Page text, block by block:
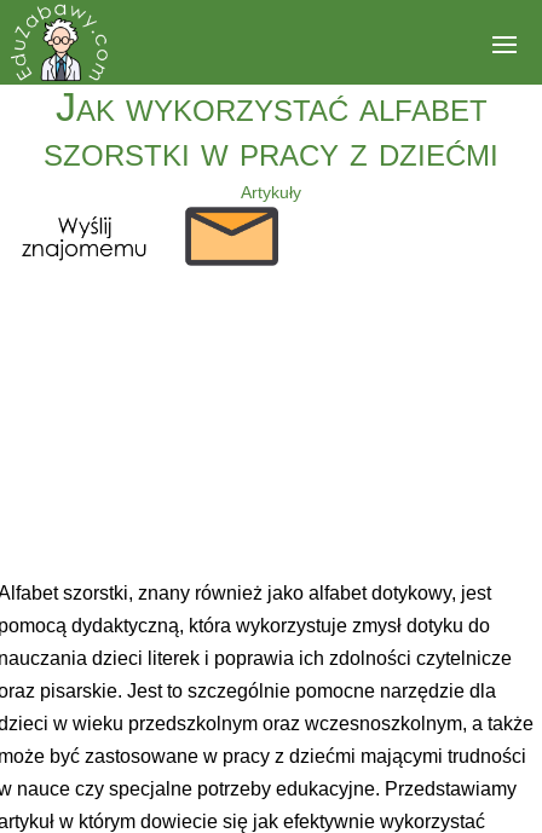
Jak wykorzystać alfabet
szorstki w pracy z dziećmi
Artykuły
szorstki, znany również jako alfabet dotykowy, jest
dydaktyczną, która wykorzystuje zmysł dotyku do
dzieci literek i poprawia ich zdolności czytelnicze
pisarskie. Jest to szczególnie pomocne narzędzie dla
w wieku przedszkolnym oraz wczesnoszkolnym, a także
być zastosowane w pracy z dziećmi mającymi trudności
nauce czy specjalne potrzeby edukacyjne. Przedstawiamy
w którym dowiecie się jak efektywnie wykorzystać